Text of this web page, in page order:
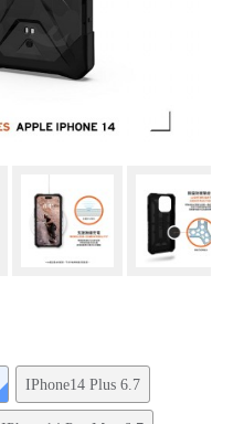
IPhone14 Plus 6.7